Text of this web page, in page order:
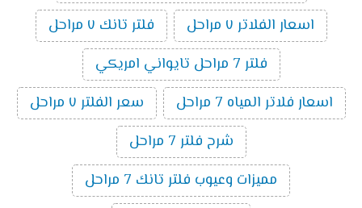
اسعار الفلاتر ٧ مراحل
فلتر تانك ٧ مراحل
فلتر 7 مراحل تايواني امريكي
اسعار فلاتر المياه 7 مراحل
سعر الفلتر ٧ مراحل
شرح فلتر 7 مراحل
مميزات وعيوب فلتر تانك 7 مراحل